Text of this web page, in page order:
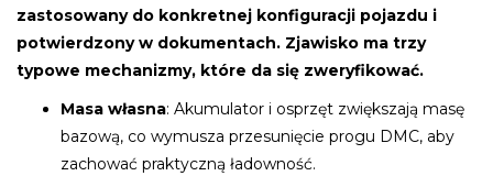
zastosowany do konkretnej konfiguracji pojazdu i
potwierdzony w dokumentach. Zjawisko ma trzy
typowe mechanizmy, które da się zweryfikować.
Masa własna: Akumulator i osprzęt zwiększają masę
bazową, co wymusza przesunięcie progu DMC, aby
zachować praktyczną ładowność.